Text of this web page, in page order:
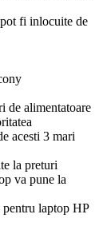
fi inlocuite de
de alimentatoare
acesti 3 mari
la preturi
va pune la
laptop HP